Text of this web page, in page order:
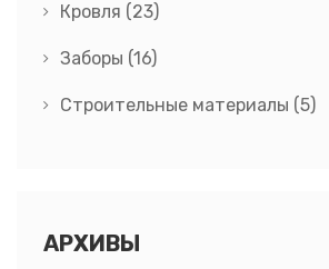
Кровля (23)
Заборы (16)
Строительные материалы (5)
АРХИВЫ